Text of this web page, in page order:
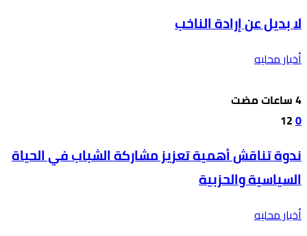
لا بديل عن إرادة الناخب
أخبار محليه
0
12
ندوة تناقش أهمية تعزيز مشاركة الشباب في الحياة
السياسية والحزبية
أخبار محليه